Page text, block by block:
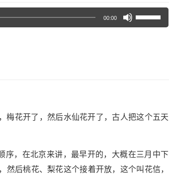
00:00
使
用
来
或
梅花开了，然后水仙花开了，古人把这个五天
序，在北京来讲，最早开的，大概在三月中下
后桃花、梨花这个接着开放，这个叫花信，